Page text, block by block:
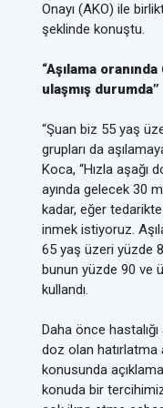
Onayı (AKO) ile
şeklinde konuştu.
“Aşılama
ulaşmış durumda”
“Şuan biz 55 yaş
grupları da
Koca, “Hızla aşağı
ayında gelecek 30
kadar, eğer
inmek istiyoruz.
65 yaş üzeri yüzde
bunun yüzde 90 ve
kullandı.
Daha önce hastalığı
doz olan hatırlatma
konusunda
konuda bir